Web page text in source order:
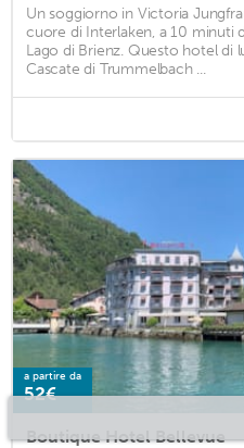
Un soggiorno in Victoria
cuore di Interlaken, a 10 minuti
Lago di Brienz. Questo hotel di
Cascate di Trummelbach ...
a partire da
52€
Boutique Hotel Bellevue